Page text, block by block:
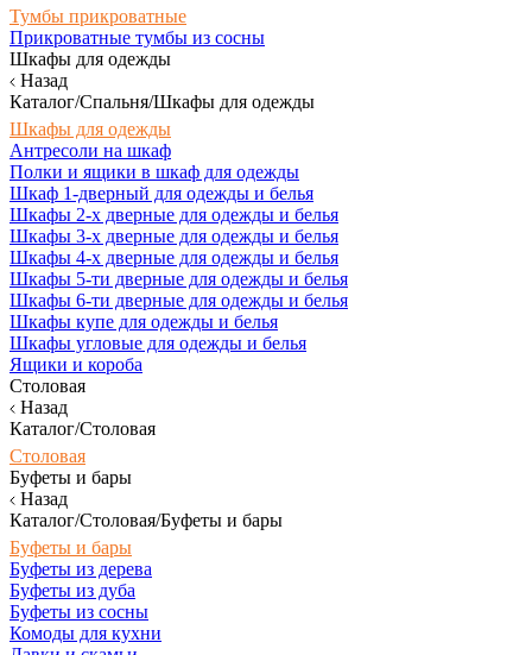
Тумбы прикроватные
Прикроватные тумбы из сосны
Шкафы для одежды
Назад
Каталог/Спальня/Шкафы для одежды
Шкафы для одежды
Антресоли на шкаф
Полки и ящики в шкаф для одежды
Шкаф 1-дверный для одежды и белья
Шкафы 2-х дверные для одежды и белья
Шкафы 3-х дверные для одежды и белья
Шкафы 4-х дверные для одежды и белья
Шкафы 5-ти дверные для одежды и белья
Шкафы 6-ти дверные для одежды и белья
Шкафы купе для одежды и белья
Шкафы угловые для одежды и белья
Ящики и короба
Столовая
Назад
Каталог/Столовая
Столовая
Буфеты и бары
Назад
Каталог/Столовая/Буфеты и бары
Буфеты и бары
Буфеты из дерева
Буфеты из дуба
Буфеты из сосны
Комоды для кухни